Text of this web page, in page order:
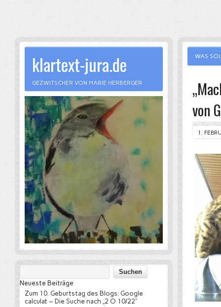
WAS
von
1.
klartext-jura.de
GEZWITSCHER VON MARIE HERBERGER
Neueste Beiträge
Zum 10. Geburtstag des Blogs: Google
calculat – Die Suche nach „2 O 10/22“